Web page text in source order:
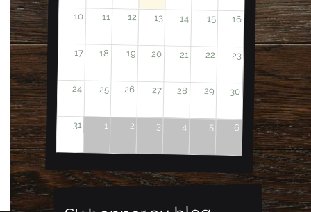
10 11 12 13 14 15 16
17 18 19 20 21 22 23
24 25 26 27 28 29 30
31 1 2 3 4 5 6